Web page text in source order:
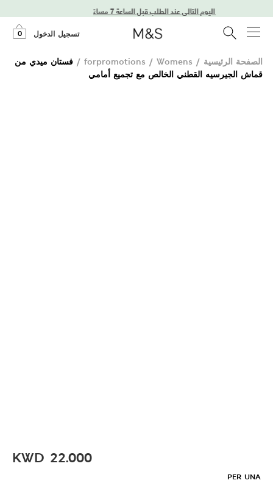
توصيل في اليوم التالي عند الطلب قبل الساعة 7 مساءً
تسجيل الدخول 0
الصفحة الرئيسية /
forpromotions / Womens
/ فستان ميدي من
قماش الجيرسيه القطني الخالص مع تجميع أمامي
KWD 22.000
PER UNA